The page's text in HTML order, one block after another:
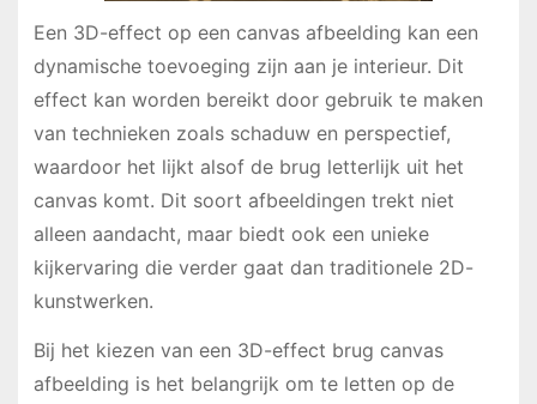
Een 3D-effect op een canvas afbeelding kan een
dynamische toevoeging zijn aan je interieur. Dit
effect kan worden bereikt door gebruik te maken
van technieken zoals schaduw en perspectief,
waardoor het lijkt alsof de brug letterlijk uit het
canvas komt. Dit soort afbeeldingen trekt niet
alleen aandacht, maar biedt ook een unieke
kijkervaring die verder gaat dan traditionele 2D-
kunstwerken.
Bij het kiezen van een 3D-effect brug canvas
afbeelding is het belangrijk om te letten op de